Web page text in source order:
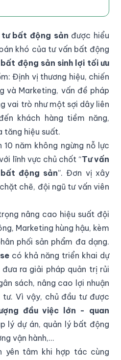
bất động sản được hiểu
khó của tư vấn bất động
động sản sinh lợi tối ưu
Định vị thương hiệu, chiến
và Marketing, vấn đề pháp
vai trò như một sợi dây liên
khách hàng tiềm năng,
tăng hiệu suất.
10 năm không ngừng nỗ lực
lĩnh vực chủ chốt “Tư vấn
động sản”. Đơn vị xây
chẽ, đội ngũ tư vấn viên
nâng cao hiệu suất đội
Marketing hùng hậu, kèm
phối sản phẩm đa dạng.
có khả năng triển khai dự
ra giải pháp quản trị rủi
sách, nâng cao lợi nhuận
tư. Vì vậy, chủ đầu tư được
đầu việc lớn - quan
lý dự án, quản lý bất động
vận hành,...
yên tâm khi hợp tác cùng